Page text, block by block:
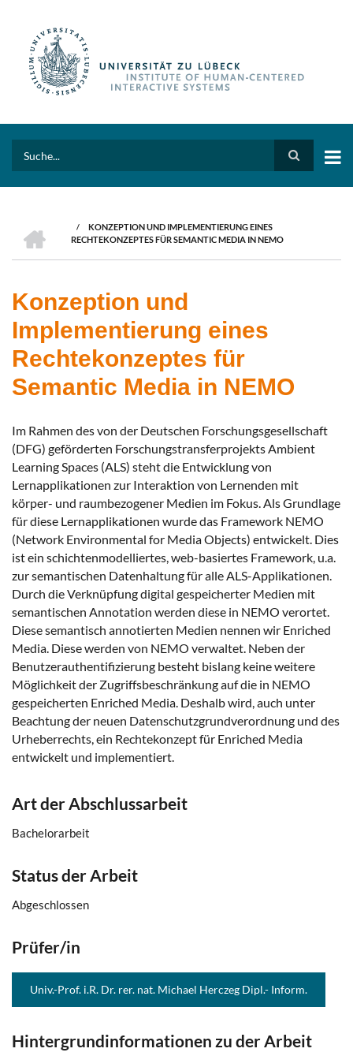
content
BREADCRUMB
/
KONZEPTION UND IMPLEMENTIERUNG EINES
RECHTEKONZEPTES FÜR SEMANTIC MEDIA IN NEMO
Konzeption und
Implementierung eines
Rechtekonzeptes für
Semantic Media in NEMO
Im Rahmen des von der Deutschen Forschungsgesellschaft
(DFG) geförderten Forschungstransferprojekts Ambient
Learning Spaces (ALS) steht die Entwicklung von
Lernapplikationen zur Interaktion von Lernenden mit
körper- und raumbezogener Medien im Fokus. Als Grundlage
für diese Lernapplikationen wurde das Framework NEMO
(Network Environmental for Media Objects) entwickelt. Dies
ist ein schichtenmodelliertes, web-basiertes Framework, u.a.
zur semantischen Datenhaltung für alle ALS-Applikationen.
Durch die Verknüpfung digital gespeicherter Medien mit
semantischen Annotation werden diese in NEMO verortet.
Diese semantisch annotierten Medien nennen wir Enriched
Media. Diese werden von NEMO verwaltet. Neben der
Benutzerauthentifizierung besteht bislang keine weitere
Möglichkeit der Zugriffsbeschränkung auf die in NEMO
gespeicherten Enriched Media. Deshalb wird, auch unter
Beachtung der neuen Datenschutzgrundverordnung und des
Urheberrechts, ein Rechtekonzept für Enriched Media
entwickelt und implementiert.
Art der Abschlussarbeit
Bachelorarbeit
Status der Arbeit
Abgeschlossen
Prüfer/in
Univ.-Prof. i.R. Dr. rer. nat. Michael Herczeg Dipl.- Inform.
Hintergrundinformationen zu der Arbeit